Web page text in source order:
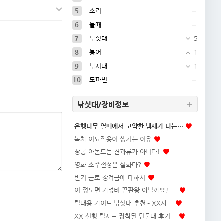
5
소리
6
물때
7
낚싯대
5
8
붕어
1
9
낚시대
1
10
도파민
낚싯대/장비정보
은행나무 열매에서 고약한 냄새가 나는…
녹차 이뇨작용이 생기는 이유
땅콩 아몬드는 견과류가 아니다!
영화 소주전쟁은 실화다?
반기 근로 장려금에 대해서
이 정도면 가성비 끝판왕 아닐까요? …
릴대용 가이드 낚싯대 추천 – XX사…
XX 신형 릴시트 장착된 민물대 후기…